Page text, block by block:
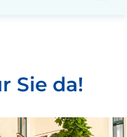
Sie da!